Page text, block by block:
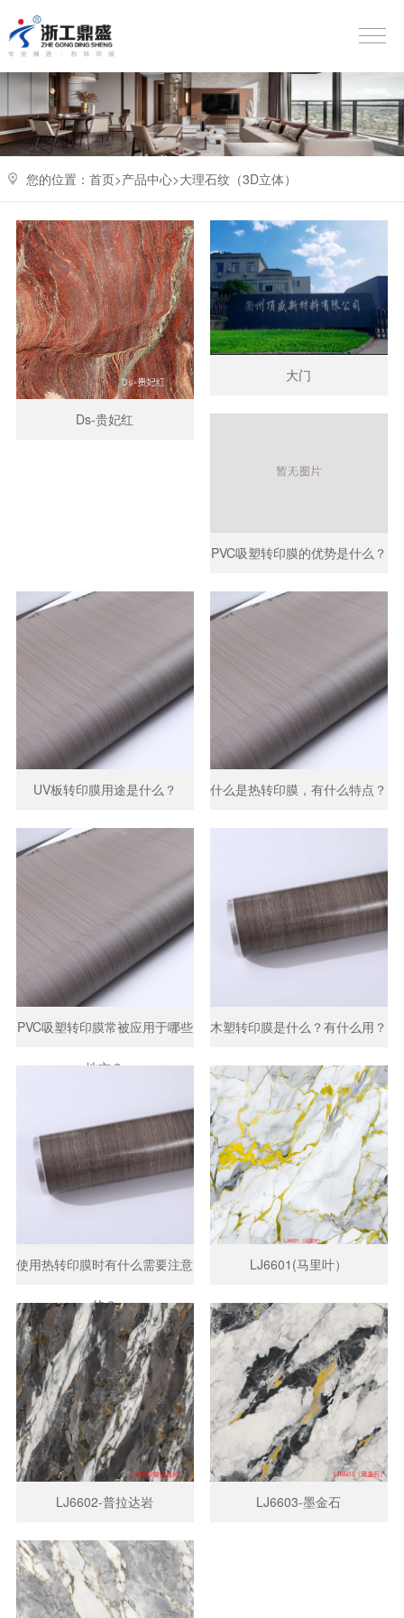
您的位置： 首页>产品中心>大理石纹（3D立体）
Ds-贵妃红
大门
PVC吸塑转印膜的优势是什么？
UV板转印膜用途是什么？ 什么是热转印膜，有什么特点？
PVC吸塑转印膜常被应用于哪些
地方？
木塑转印膜是什么？有什么用？
使用热转印膜时有什么需要注意
的？
LJ6601(马里叶）
LJ6602-普拉达岩 LJ6603-墨金石